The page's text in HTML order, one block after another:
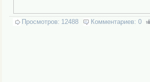
Просмотров: 12488 Комментариев: 0